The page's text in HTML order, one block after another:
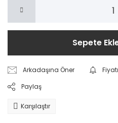
Sepete
Arkadaşına Öner
Paylaş
Karşılaştır